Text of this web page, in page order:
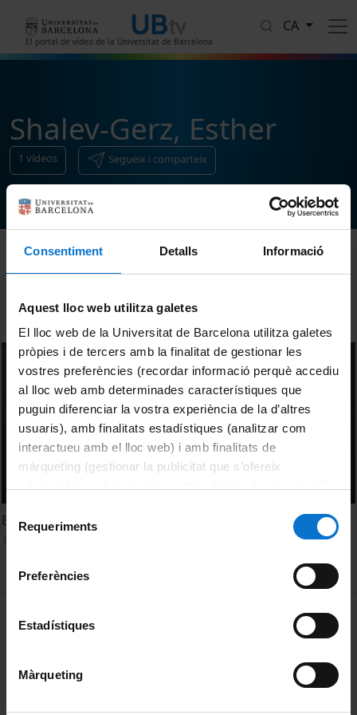
Consentiment Detalls Informació
Aquest lloc web utilitza galetes
El lloc web de la Universitat de Barcelona utilitza galetes
pròpies i de tercers amb la finalitat de gestionar les
vostres preferències (recordar informació perquè accediu
al lloc web amb determinades característiques que
puguin diferenciar la vostra experiència de la d’altres
usuaris), amb finalitats estadístiques (analitzar com
interactueu amb el lloc web) i amb finalitats de
màrqueting (gestionar la publicitat que s’ofereix
consultar laPolítica de galetes del lloc web de la
de Requeriments
Preferències
Estadístiques
Màrqueting
El portal de vídeo de la Universitat de Barcelona
CA
Shalev-Gerz, Esther
1 vídeos Segueix i comparteix
Ordenar
En conversa. Esther Shalev-Gerz i Emmanuel Alloa
MENÚ PEU 1
Privadesa i termes